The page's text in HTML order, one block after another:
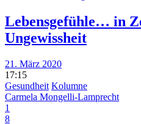
Lebensgefühle… in
Ungewissheit
21. März 2020
17:15
Gesundheit Kolumne
Carmela Mongelli-Lamprecht
1
8